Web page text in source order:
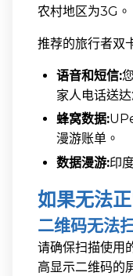
农村地区为3G。
推荐的旅行者双
语音和短信:
家人电话送
蜂窝数据:
漫游账单。
数据漫游:印
如果无法
二维码无法
请确保扫描使用
高显示二维码的